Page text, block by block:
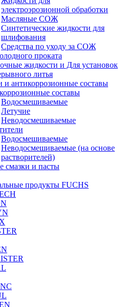
электроэрозионной обработки
Масляные СОЖ
Синтетические жидкости для
шлифования
Средства по уходу за СОЖ
проката
жидкости и Для установок
литья
и антикоррозионные составы
составы
Водосмешиваемые
Летучие
Неводосмешиваемые
Водосмешиваемые
Неводосмешиваемые (на основе
растворителей)
смазки и пасты
продукты FUCHS